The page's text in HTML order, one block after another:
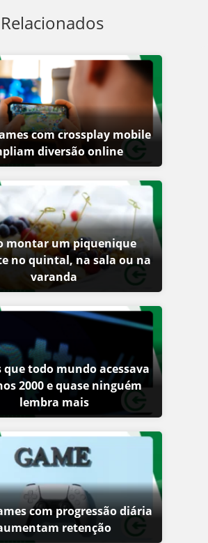
Relacionados
com crossplay mobile
diversão online
montar um piquenique
no quintal, na sala ou na
varanda
que todo mundo acessava
2000 e quase ninguém
lembra mais
com progressão diária
retenção